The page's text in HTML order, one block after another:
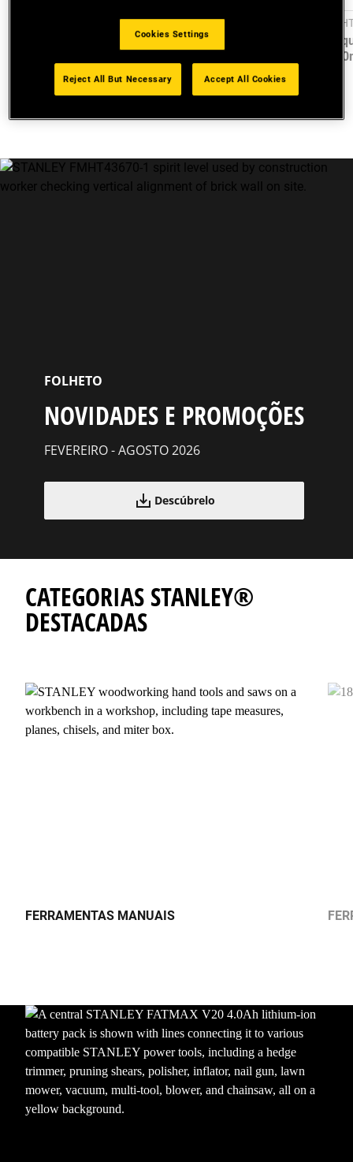
COMBO KIT: Berbequim com percussão
Aparafusador de impacto BRUSHLESS V20 170Nm
SFMCF811 com 2 baterias de Li-Ion de 2Ah,
FOLHETO
NOVIDADES E PROMOÇÕES
FEVEREIRO - AGOSTO 2026
Descúbrelo
CATEGORIAS STANLEY®
DESTACADAS
FERRAMENTAS MANUAIS
Cookies Settings
Reject All But Necessary Accept All Cookies